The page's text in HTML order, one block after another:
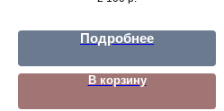
Подробнее
В корзину